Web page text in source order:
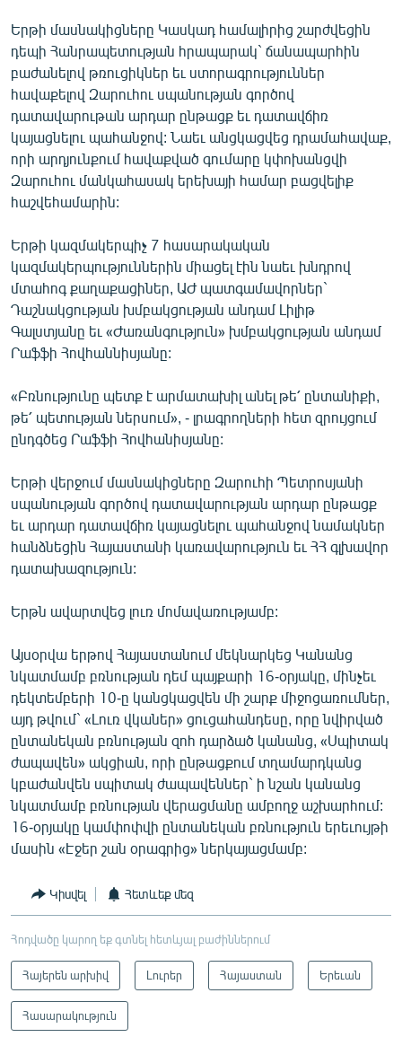
Երթի մասնակիցները Կասկադ համալիրից շարժվեցին
դեպի Հանրապետության հրապարակ` ճանապարհին
բաժանելով թռուցիկներ եւ ստորագրություններ
հավաքելով Զարուհու սպանության գործով
դատավարութան արդար ընթացք եւ դատավճիռ
կայացնելու պահանջով: Նաեւ անցկացվեց դրամահավաք,
որի արդյունքում հավաքված գումարը կփոխանցվի
Զարուհու մանկահասակ երեխայի համար բացվելիք
հաշվեհամարին:
Երթի կազմակերպիչ 7 հասարակական
կազմակերպություններին միացել էին նաեւ խնդրով
մտահոգ քաղաքացիներ, ԱԺ պատգամավորներ`
Դաշնակցության խմբակցության անդամ Լիլիթ
Գալստյանը եւ «Ժառանգություն» խմբակցության անդամ
Րաֆֆի Հովհաննիսյանը:
«Բռնությունը պետք է արմատախիլ անել թե՛ ընտանիքի,
թե՛ պետության ներսում», - լրագրողների հետ զրույցում
ընդգծեց Րաֆֆի Հովհանիսյանը:
Երթի վերջում մասնակիցները Զարուհի Պետրոսյանի
սպանության գործով դատավարության արդար ընթացք
եւ արդար դատավճիռ կայացնելու պահանջով նամակներ
հանձնեցին Հայաստանի կառավարություն եւ ՀՀ գլխավոր
դատախազություն:
Երթն ավարտվեց լուռ մոմավառությամբ:
Այսօրվա երթով Հայաստանում մեկնարկեց Կանանց
նկատմամբ բռնության դեմ պայքարի 16-օրյակը, մինչեւ
դեկտեմբերի 10-ը կանցկացվեն մի շարք միջոցառումներ,
այդ թվում` «Լուռ վկաներ» ցուցահանդեսը, որը նվիրված
ընտանեկան բռնության զոհ դարձած կանանց, «Սպիտակ
ժապավեն» ակցիան, որի ընթացքում տղամարդկանց
կբաժանվեն սպիտակ ժապավեններ` ի նշան կանանց
նկատմամբ բռնության վերացմանը ամբողջ աշխարհում:
16-օրյակը կամփոփվի ընտանեկան բռնություն երեւույթի
մասին «Էջեր շան օրագրից» ներկայացմամբ:
Կիսվել Հետևեք մեզ
Հոդվածը կարող եք գտնել հետևյալ բաժիններում
Հայերեն արխիվ Լուրեր Հայաստան Երեւան
Հասարակություն